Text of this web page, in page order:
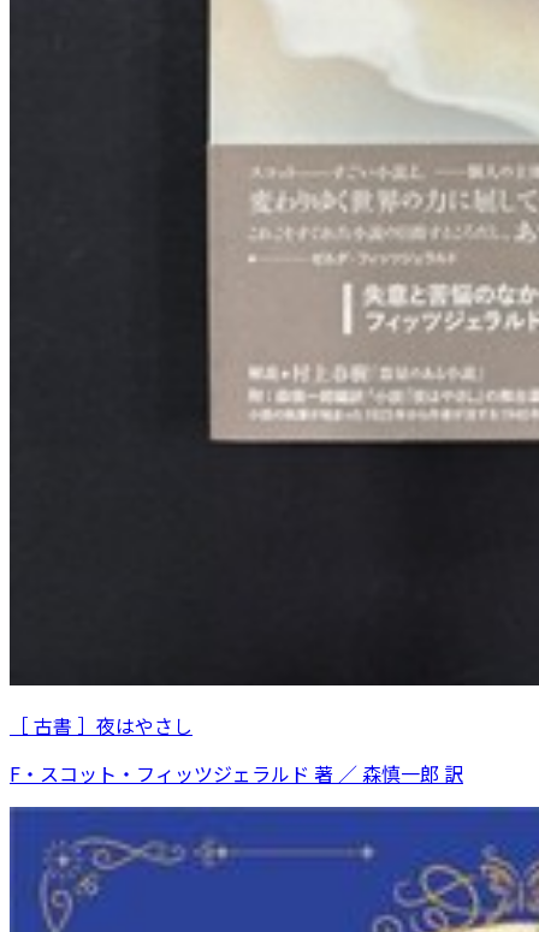
［ 古書 ］夜はやさし
F・スコット・フィッツジェラルド 著 ／ 森慎一郎 訳